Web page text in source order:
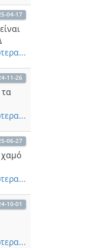
04-17
11-26
06-27
χαμό
10-01